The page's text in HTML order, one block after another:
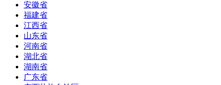
安徽省
福建省
江西省
山东省
河南省
湖北省
湖南省
广东省